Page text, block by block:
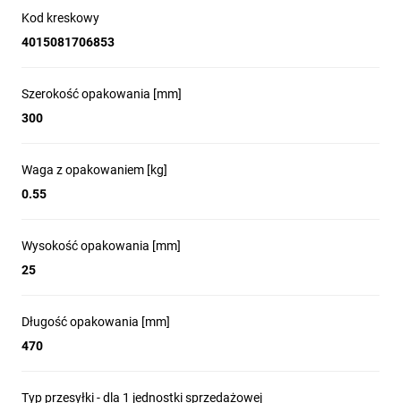
Kod kreskowy
4015081706853
Szerokość opakowania [mm]
300
Waga z opakowaniem [kg]
0.55
Wysokość opakowania [mm]
25
Długość opakowania [mm]
470
Typ przesyłki - dla 1 jednostki sprzedażowej